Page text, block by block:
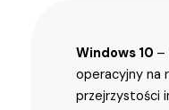
Windows 10 –
operacyjny na
przejrzystości